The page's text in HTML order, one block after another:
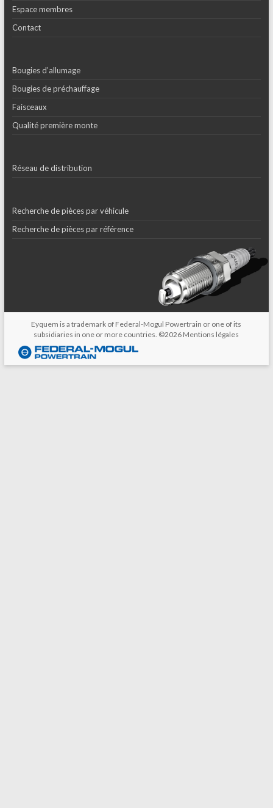
Espace membres
Contact
Bougies d’allumage
Bougies de préchauffage
Faisceaux
Qualité première monte
Réseau de distribution
Recherche de pièces par véhicule
Recherche de pièces par référence
Eyquem is a trademark of Federal-Mogul Powertrain or one of its
subsidiaries in one or more countries. ©2026 Mentions légales